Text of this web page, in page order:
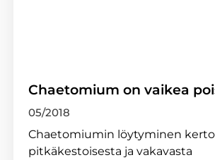
Chaetomium on vaikea
05/2018
Chaetomiumin löytyminen
pitkäkestoisesta ja vakavasta